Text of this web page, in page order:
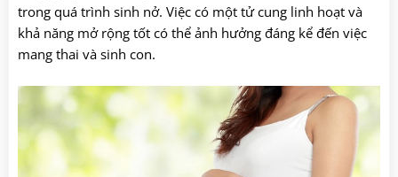
trong quá trình sinh nở. Việc có một tử cung linh hoạt và
khả năng mở rộng tốt có thể ảnh hưởng đáng kể đến việc
mang thai và sinh con.